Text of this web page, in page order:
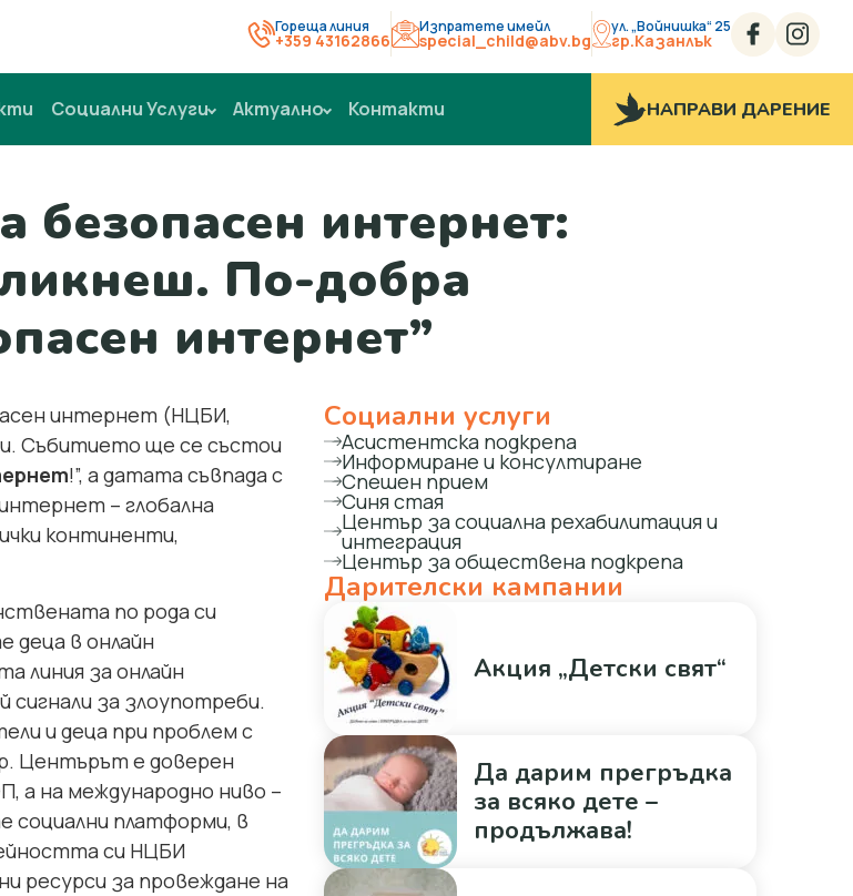
Гореща линия
+359 43162866
Изпратете имейл
special_child@abv.bg
ул. „Войнишка“ 25
гр.Казанлък
Социални Услуги Актуално Контакти НАПРАВИ ДАРЕНИЕ
интернет:
По-добра
интернет”
интернет (НЦБИ,
Събитието ще се състои
!”, а датата съвпада с
– глобална
континенти,
по рода си
деца в онлайн
линия за онлайн
сигнали за злоупотреби.
и деца при проблем с
Центърът е доверен
а на международно ниво –
социални платформи, в
си НЦБИ
ресурси за провеждане на
Социални услуги
Асистентска подкрепа
Информиране и консултиране
Спешен прием
Синя стая
Център за социална рехабилитация и
интеграция
Център за обществена подкрепа
Дарителски кампании
Акция „Детски свят“
Да дарим прегръдка
за всяко дете –
продължава!